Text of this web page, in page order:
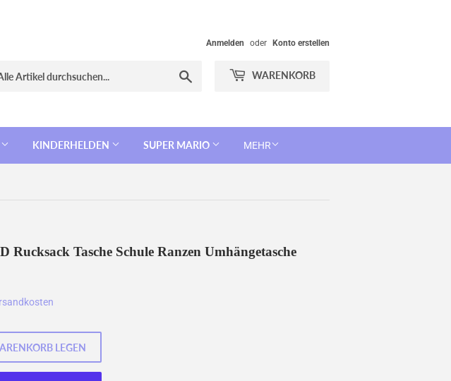
Anmelden oder Konto erstellen
WARENKORB
KINDERHELDEN SUPER MARIO MEHR
Rucksack Tasche Schule Ranzen Umhängetasche
LEGEN